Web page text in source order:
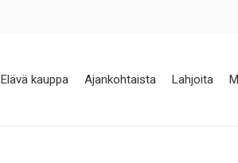
Elävä kauppa Ajankohtaista Lahjoita